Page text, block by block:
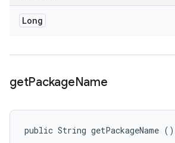
Long
getPackageName
public String getPackageName ()